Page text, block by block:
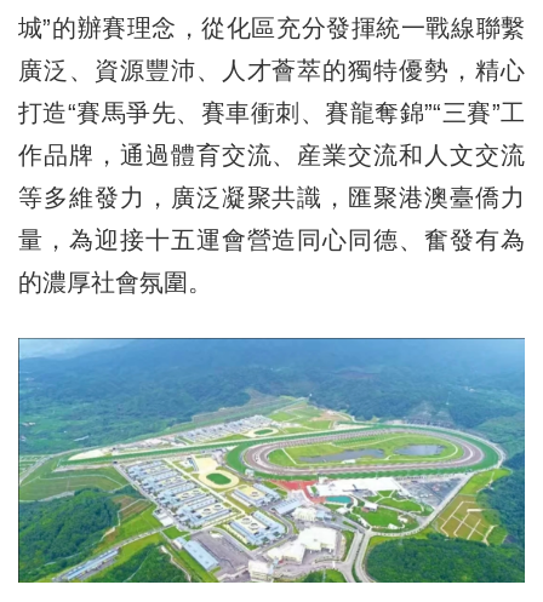
城”的辦賽理念，從化區充分發揮統一戰線聯繫
廣泛、資源豐沛、人才薈萃的獨特優勢，精心
打造“賽馬爭先、賽車衝刺、賽龍奪錦”“三賽”工
作品牌，通過體育交流、産業交流和人文交流
等多維發力，廣泛凝聚共識，匯聚港澳臺僑力
量，為迎接十五運會營造同心同德、奮發有為
的濃厚社會氛圍。